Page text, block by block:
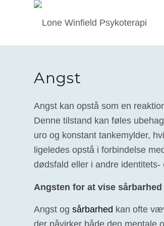
Angst
Angst kan opstå som en
Denne tilstand kan føles
uro og konstant tankemylder,
ligeledes opstå i forbindelse
dødsfald eller i andre identitets-
Angsten for at vise sårbarhed
Angst og sårbarhed kan ofte
der påvirker både den mentale